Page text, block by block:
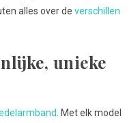
alles over de verschillen
unieke
. Met elk model